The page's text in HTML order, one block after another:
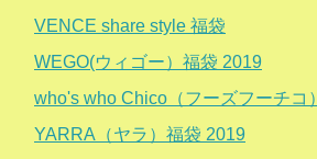
VENCE share style 福袋
WEGO(ウィゴー）福袋 2019
who's who Chico（フーズフーチコ
YARRA（ヤラ）福袋 2019